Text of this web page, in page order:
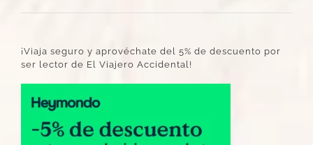
¡Viaja seguro y aprovéchate del 5% de descuento por
ser lector de El Viajero Accidental!